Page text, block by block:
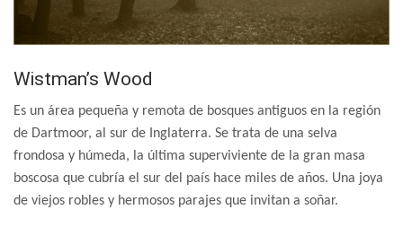
Wistman’s Wood
Es un área pequeña y remota de bosques antiguos en la región
de Dartmoor, al sur de Inglaterra. Se trata de una selva
frondosa y húmeda, la última superviviente de la gran masa
boscosa que cubría el sur del país hace miles de años. Una joya
de viejos robles y hermosos parajes que invitan a soñar.